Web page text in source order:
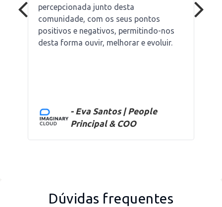
percepcionada junto desta
comunidade, com os seus pontos
positivos e negativos, permitindo-nos
desta forma ouvir, melhorar e evoluir.
- Eva Santos | People
Principal & COO
Dúvidas frequentes